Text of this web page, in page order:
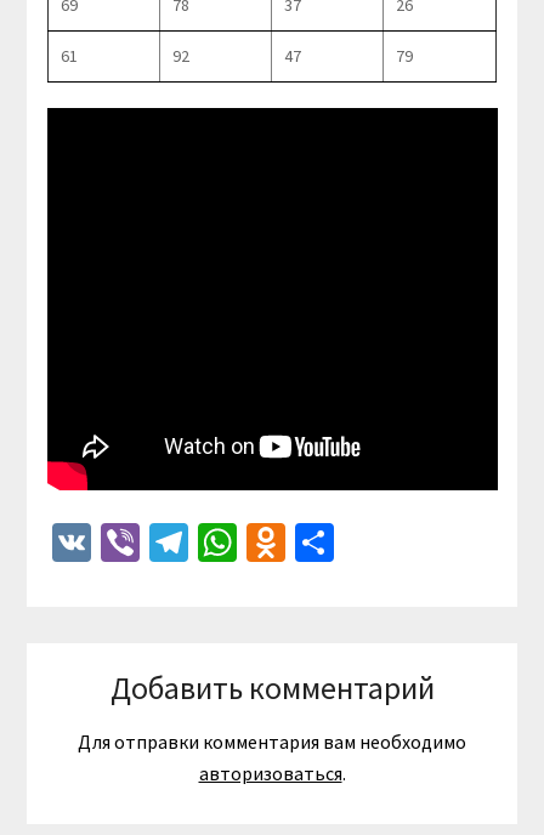
69 78 37 26
61 92 47 79
VKViberTelegram
WhatsApp
Odnoklassniki
Отправить
Добавить комментарий
Для отправки комментария вам необходимо
авторизоваться.